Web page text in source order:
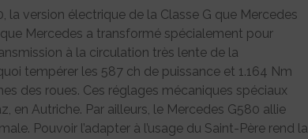
version électrique de la Classe G que Mercedes
Mercedes a transformé spécialement pour
à la circulation très lente de la
tempérer les 587 ch de puissance et 1.164 Nm
des roues. Ces réglages mécaniques spéciaux
en Autriche. Par ailleurs, le Mercedes G580 allie
Pouvoir l’adapter à l’usage du Saint-Père rend la